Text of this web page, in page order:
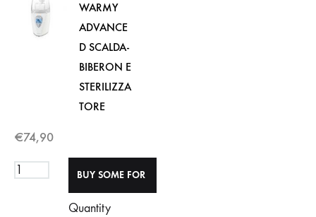
WARMY
ADVANCE
D SCALDA-
BIBERON E
STERILIZZA
TORE
€74,90
Quantity